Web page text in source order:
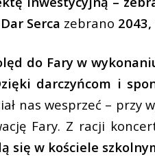
Serca zebrano
do Fary w
darczyńcom i
nas wesprzeć – przy
Fary. Z racji
się w kościele